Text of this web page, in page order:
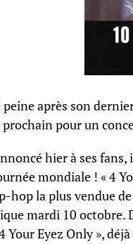
peine après son
prochain pour un
hier à ses
mondiale ! « 4
hop la plus vendue
mardi 10 octobre.
Your Eyez Only »,